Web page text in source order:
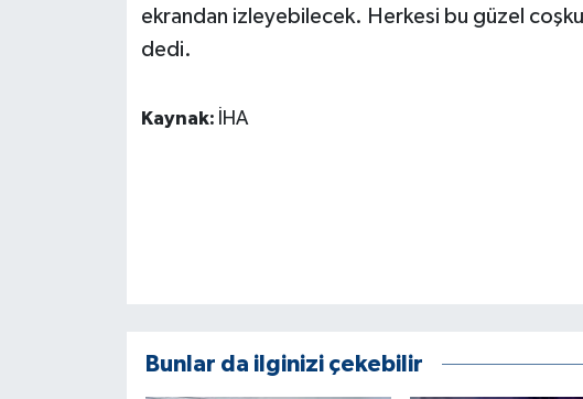
ekrandan izleyebilecek. Herkesi bu güzel
dedi.
Kaynak: İHA
Bunlar da ilginizi çekebilir
Yerel Haberler